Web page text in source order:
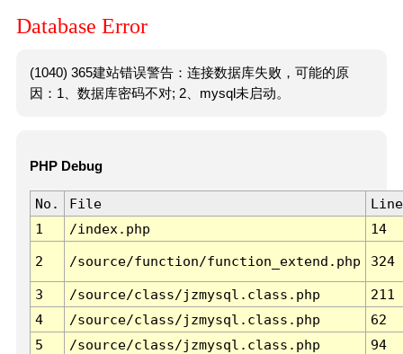
Database Error
(1040) 365建站错误警告：连接数据库失败，可能的原
因：1、数据库密码不对; 2、mysql未启动。
PHP Debug
No. File
Line
1
/index.php 14
2 /source/function/function_extend.php 324
3 /source/class/jzmysql.class.php
211
4
/source/class/jzmysql.class.php
62
5
/source/class/jzmysql.class.php
94